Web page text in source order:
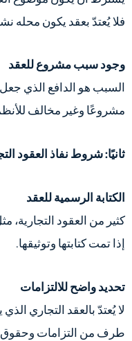
فلا يُعتدّ بعقد يكون محله
وجود سبب مشروع للعقد
السبب هو الدافع الذي
مشروعًا وغير مخالف
ثانيًا: شروط نفاذ العقود
الكتابة الرسمية للعقد
كثير من العقود التجارية،
إذا تمت كتابتها وتوثيقها.
تحديد واضح للالتزامات
لا يُعتدّ بالعقد التجاري
طرف من التزامات